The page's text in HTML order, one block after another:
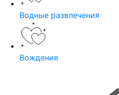
Водные развлечения
Вождение